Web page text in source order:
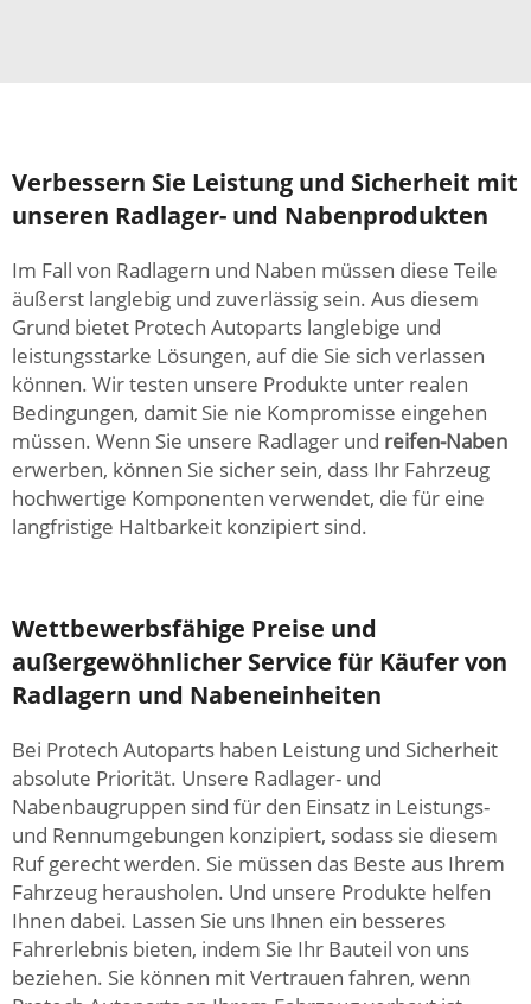
Verbessern Sie Leistung und Sicherheit mit
unseren Radlager- und Nabenprodukten
Im Fall von Radlagern und Naben müssen diese Teile
äußerst langlebig und zuverlässig sein. Aus diesem
Grund bietet Protech Autoparts langlebige und
leistungsstarke Lösungen, auf die Sie sich verlassen
können. Wir testen unsere Produkte unter realen
Bedingungen, damit Sie nie Kompromisse eingehen
müssen. Wenn Sie unsere Radlager und reifen-Naben
erwerben, können Sie sicher sein, dass Ihr Fahrzeug
hochwertige Komponenten verwendet, die für eine
langfristige Haltbarkeit konzipiert sind.
Wettbewerbsfähige Preise und
außergewöhnlicher Service für Käufer von
Radlagern und Nabeneinheiten
Bei Protech Autoparts haben Leistung und Sicherheit
absolute Priorität. Unsere Radlager- und
Nabenbaugruppen sind für den Einsatz in Leistungs-
und Rennumgebungen konzipiert, sodass sie diesem
Ruf gerecht werden. Sie müssen das Beste aus Ihrem
Fahrzeug herausholen. Und unsere Produkte helfen
Ihnen dabei. Lassen Sie uns Ihnen ein besseres
Fahrerlebnis bieten, indem Sie Ihr Bauteil von uns
beziehen. Sie können mit Vertrauen fahren, wenn